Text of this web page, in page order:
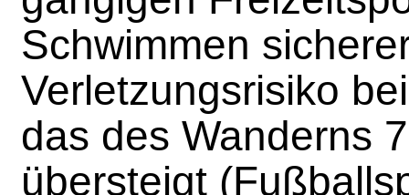
Schwimmen
Verletzungsrisiko
das des Wanderns
übersteigt